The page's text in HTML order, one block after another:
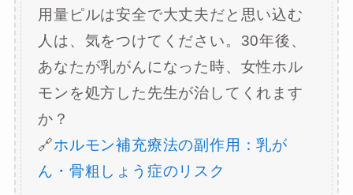
用量ピルは安全で大丈夫だと思い込む
人は、気をつけてください。30年後、
あなたが乳がんになった時、女性ホル
モンを処方した先生が治してくれます
か？
🔗ホルモン補充療法の副作用：乳が
ん・骨粗しょう症のリスク